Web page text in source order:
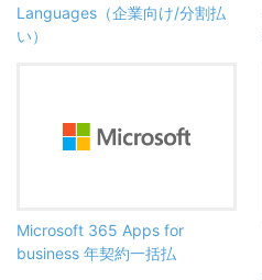
Languages（企業向け/分割払
い）
Microsoft 365 Apps for
business 年契約一括払